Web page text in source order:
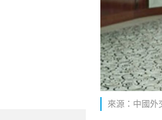
來源：中國外